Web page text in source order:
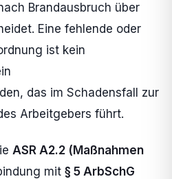
Brandausbruch über
Eine fehlende oder
ist kein
das im Schadensfall zur
Arbeitgebers führt.
ASR A2.2 (Maßnahmen
mit § 5 ArbSchG